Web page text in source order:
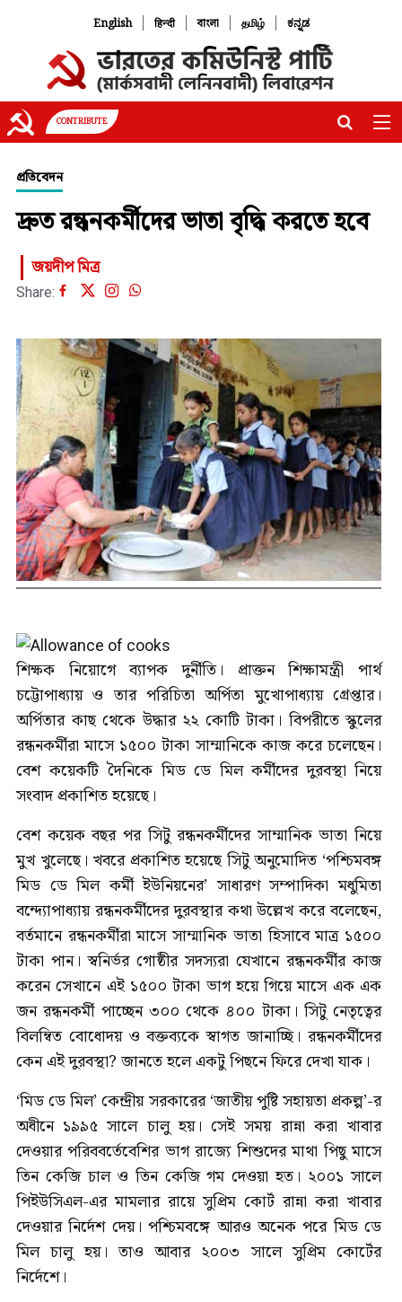
English | हिन्दी | বাংলা | தமிழ் | ಕನ್ನಡ
CONTRIBUTE
প্রতিবেদন
দ্রুত রন্ধনকর্মীদের ভাতা বৃদ্ধি করতে হবে
জয়দীপ মিত্র
Share:
শিক্ষক নিয়োগে ব্যাপক দুর্নীতি। প্রাক্তন শিক্ষামন্ত্রী পার্থ
চট্টোপাধ্যায় ও তার পরিচিতা অর্পিতা মুখোপাধ্যায় গ্রেপ্তার।
অর্পিতার কাছ থেকে উদ্ধার ২২ কোটি টাকা। বিপরীতে স্কুলের
রন্ধনকর্মীরা মাসে ১৫০০ টাকা সাম্মানিকে কাজ করে চলেছেন।
বেশ কয়েকটি দৈনিকে মিড ডে মিল কর্মীদের দুরবস্থা নিয়ে
সংবাদ প্রকাশিত হয়েছে।
বেশ কয়েক বছর পর সিটু রন্ধনকর্মীদের সাম্মানিক ভাতা নিয়ে
মুখ খুলেছে। খবরে প্রকাশিত হয়েছে সিটু অনুমোদিত ‘পশ্চিমবঙ্গ
মিড ডে মিল কর্মী ইউনিয়নের’ সাধারণ সম্পাদিকা মধুমিতা
বন্দ্যোপাধ্যায় রন্ধনকর্মীদের দুরবস্থার কথা উল্লেখ করে বলেছেন,
বর্তমানে রন্ধনকর্মীরা মাসে সাম্মানিক ভাতা হিসাবে মাত্র ১৫০০
টাকা পান। স্বনির্ভর গোষ্ঠীর সদস্যরা যেখানে রন্ধনকর্মীর কাজ
করেন সেখানে এই ১৫০০ টাকা ভাগ হয়ে গিয়ে মাসে এক এক
জন রন্ধনকর্মী পাচ্ছেন ৩০০ থেকে ৪০০ টাকা। সিটু নেতৃত্বের
বিলম্বিত বোধোদয় ও বক্তব্যকে স্বাগত জানাচ্ছি। রন্ধনকর্মীদের
কেন এই দুরবস্থা? জানতে হলে একটু পিছনে ফিরে দেখা যাক।
‘মিড ডে মিল’ কেন্দ্রীয় সরকারের ‘জাতীয় পুষ্টি সহায়তা প্রকল্প’-র
অধীনে ১৯৯৫ সালে চালু হয়। সেই সময় রান্না করা খাবার
দেওয়ার পরিববর্তেবেশির ভাগ রাজ্যে শিশুদের মাথা পিছু মাসে
তিন কেজি চাল ও তিন কেজি গম দেওয়া হত। ২০০১ সালে
পিইউসিএল-এর মামলার রায়ে সুপ্রিম কোর্ট রান্না করা খাবার
দেওয়ার নির্দেশ দেয়। পশ্চিমবঙ্গে আরও অনেক পরে মিড ডে
মিল চালু হয়। তাও আবার ২০০৩ সালে সুপ্রিম কোর্টের
নির্দেশে।